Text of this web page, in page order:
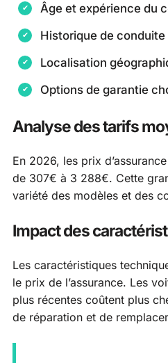
Âge et expérience du
Historique de
Localisation
Options de garantie
Analyse des tarifs
En 2026, les prix
de 307€ à 3 288€. Cette
variété des modèles et des
Impact des
Les caractéristiques
le prix de l’assurance. Les
plus récentes coûtent plus
de réparation et de